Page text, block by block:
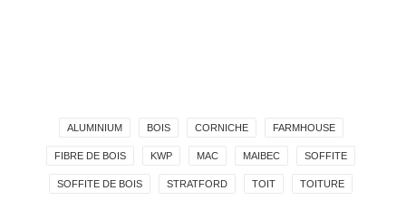
ALUMINIUM BOIS CORNICHE FARMHOUSE
FIBRE DE BOIS KWP MAC MAIBEC SOFFITE
SOFFITE DE BOIS STRATFORD TOIT TOITURE